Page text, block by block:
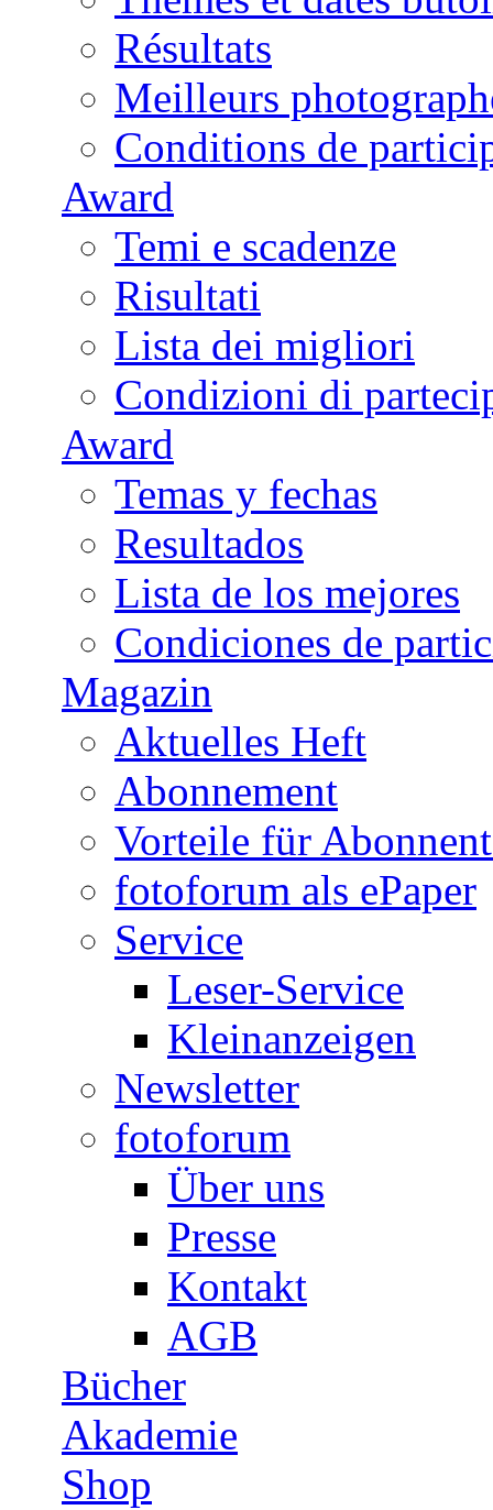
Résultats
Meilleurs
Conditions de
Award
Temi e scadenze
Risultati
Lista dei migliori
Condizioni di
Award
Temas y fechas
Resultados
Lista de los mejores
Condiciones de
Magazin
Aktuelles Heft
Abonnement
Vorteile für
fotoforum als ePaper
Service
Leser-Service
Kleinanzeigen
Newsletter
fotoforum
Über uns
Presse
Kontakt
AGB
Bücher
Akademie
Shop